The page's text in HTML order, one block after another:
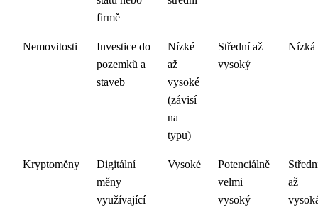
firmě
Nemovitosti
Investice do
pozemků a
staveb
Nízké
až
vysoké
(závisí
na
typu)
Střední až
vysoký
Nízká
Kryptoměny
Digitální
měny
využívající
Vysoké
Potenciálně
velmi
vysoký
až